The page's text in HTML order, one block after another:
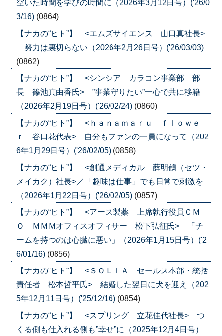
空いた時間を学びの時間に（2026年3月12日号）('26/0
3/16) (0864)
【ナカの“ヒト”】 <エムズサイエンス 山口真社長>
努力は裏切らない（2026年2月26日号）('26/03/03)
(0862)
【ナカの“ヒト”】 <シンシア カラコン事業部 部
長 篠池真由香氏> ”事業守りたい”一心で共に移籍
（2026年2月19日号）('26/02/24) (0860)
【ナカの“ヒト”】 <ｈａｎａｍａｒｕ ｆｌｏｗｅ
ｒ 谷口花代表> 自分もファンの一員になって（202
6年1月29日号）('26/02/05) (0858)
【ナカの“ヒト”】 <創通メディカル 薛明鶴（セツ・
メイカク）社長>／「趣味は仕事」でも日常で刺激を
（2026年1月22日号）('26/02/05) (0857)
【ナカの“ヒト”】 <アース製薬 上席執行役員ＣＭ
Ｏ ＭＭＭオフィスオフィサー 松下弘征氏> 「チ
ームを持つのは心臓に悪い」（2026年1月15日号）('2
6/01/16) (0856)
【ナカの“ヒト”】 <ＳＯＬＩＡ セールス本部・統括
責任者 松本哲平氏> 結婚した翌日に犬を迎え（202
5年12月11日号）('25/12/16) (0854)
【ナカの“ヒト”】 <スプリング 立花佳代社長> つ
くる側も仕入れる側も”幸せ”に（2025年12月4日号）